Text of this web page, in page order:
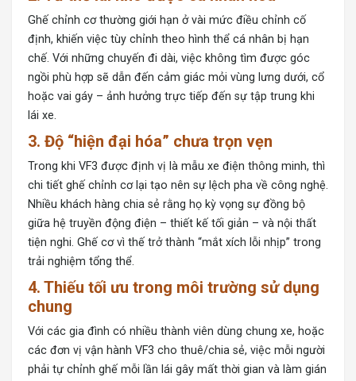
Ghế chỉnh cơ thường giới hạn ở vài mức điều chỉnh cố
định, khiến việc tùy chỉnh theo hình thể cá nhân bị hạn
chế. Với những chuyến đi dài, việc không tìm được góc
ngồi phù hợp sẽ dẫn đến cảm giác mỏi vùng lưng dưới, cổ
hoặc vai gáy – ảnh hưởng trực tiếp đến sự tập trung khi
lái xe.
3. Độ “hiện đại hóa” chưa trọn vẹn
Trong khi VF3 được định vị là mẫu xe điện thông minh, thì
chi tiết ghế chỉnh cơ lại tạo nên sự lệch pha về công nghệ.
Nhiều khách hàng chia sẻ rằng họ kỳ vọng sự đồng bộ
giữa hệ truyền động điện – thiết kế tối giản – và nội thất
tiện nghi. Ghế cơ vì thế trở thành “mắt xích lỗi nhịp” trong
trải nghiệm tổng thể.
4. Thiếu tối ưu trong môi trường sử dụng
chung
Với các gia đình có nhiều thành viên dùng chung xe, hoặc
các đơn vị vận hành VF3 cho thuê/chia sẻ, việc mỗi người
phải tự chỉnh ghế mỗi lần lái gây mất thời gian và làm gián